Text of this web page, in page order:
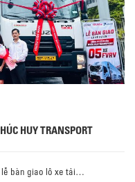
HUY TRANSPORT
lễ bàn giao lô xe tải…